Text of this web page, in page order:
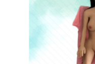
Quà tặng:
Đối tượng